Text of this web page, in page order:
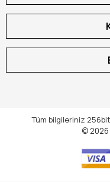
Tüm bilgileriniz
© 2026